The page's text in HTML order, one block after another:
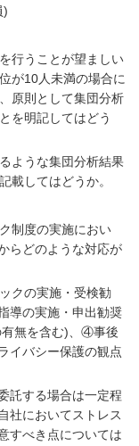
)
行うことが望ましい
が10人未満の場合に
原則として集団分析
を明記してはどう
ような集団分析結果
載してはどうか。
制度の実施におい
らどのような対応が
クの実施・受検勧
導の実施・申出勧奨
有無を含む)、④事後
イバシー保護の観点
託する場合は一定程
社においてストレス
すべき点については